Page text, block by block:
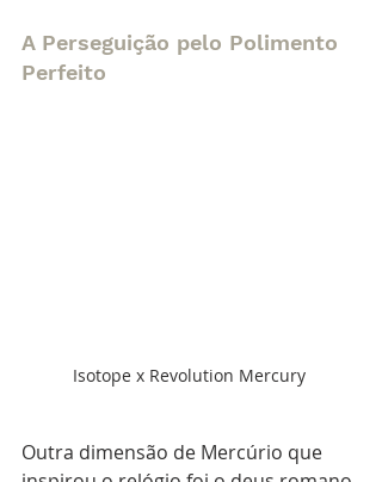
A Perseguição pelo Polimento
Perfeito
Isotope x Revolution Mercury
Outra dimensão de Mercúrio que